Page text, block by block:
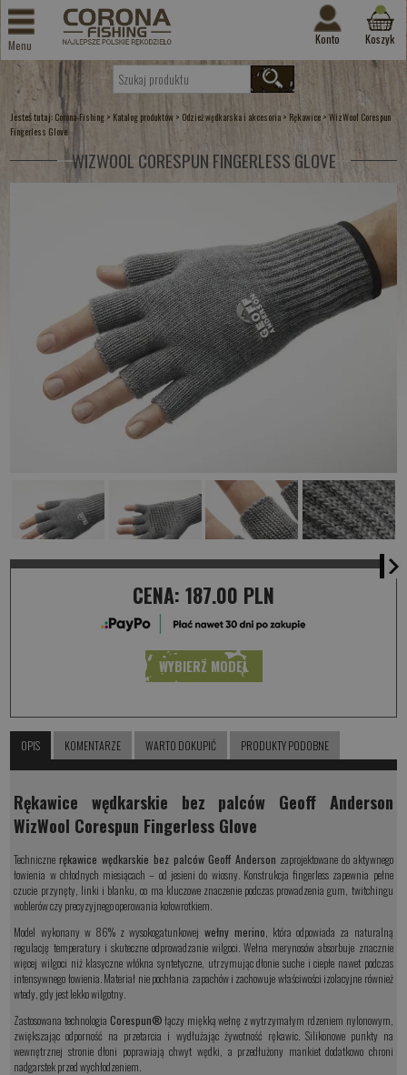
Menu Konto Koszyk
Jesteś tutaj: Corona-Fishing > Katalog produktów > Odzież wędkarska i akcesoria > Rękawice >WizWool Corespun
Fingerless Glove
WIZWOOL CORESPUN FINGERLESS GLOVE
CENA: 187.00 PLN
WYBIERZ MODEL
OPIS KOMENTARZE WARTO DOKUPIĆ PRODUKTY PODOBNE
Rękawice wędkarskie bez palców Geoff Anderson
WizWool Corespun Fingerless Glove
Technicznerękawice wędkarskie bez palców Geoff Anderson zaprojektowane do aktywnego
łowienia w chłodnych miesiącach – od jesieni do wiosny. Konstrukcja fingerless zapewnia pełne
czucie przynęty, linki i blanku, co ma kluczowe znaczenie podczas prowadzenia gum, twitchingu
woblerów czy precyzyjnego operowania kołowrotkiem.
Model wykonany w 86% z wysokogatunkowej wełny merino , która odpowiada za naturalną
regulację temperatury i skuteczne odprowadzanie wilgoci. Wełna merynosów absorbuje znacznie
więcej wilgoci niż klasyczne włókna syntetyczne, utrzymując dłonie suche i ciepłe nawet podczas
intensywnego łowienia. Materiał nie pochłania zapachów i zachowuje właściwości izolacyjne również
wtedy, gdy jest lekko wilgotny.
Zastosowana technologia Corespun®łączy miękką wełnę z wytrzymałym rdzeniem nylonowym,
zwiększając odporność na przetarcia i wydłużając żywotność rękawic. Silikonowe punkty na
wewnętrznej stronie dłoni poprawiają chwyt wędki, a przedłużony mankiet dodatkowo chroni
nadgarstek przed wychłodzeniem.